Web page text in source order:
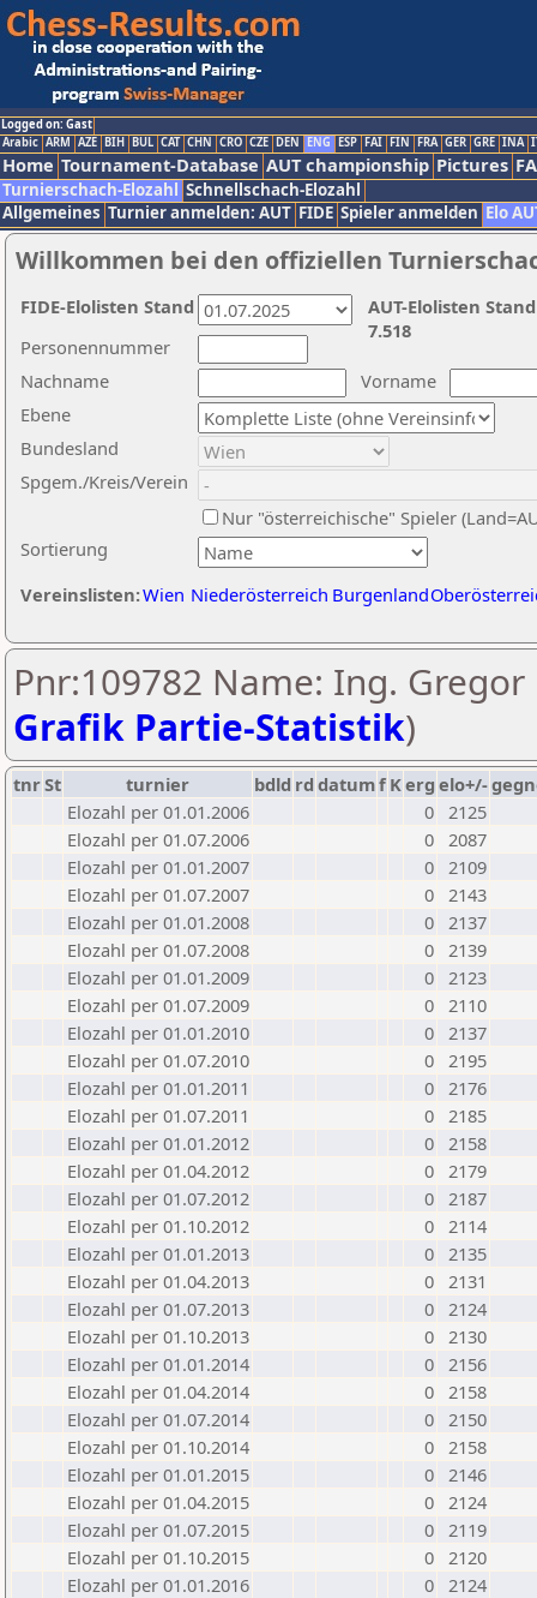
Logged on: Gast
Arabic ARM AZE BIH BUL CAT CHN CRO CZE DEN ENG ESP FAI FIN FRA GER GRE INA
Home Tournament-Database AUT championship Pictures
Turnierschach-Elozahl Schnellschach-Elozahl
Allgemeines Turnier anmelden: AUT FIDE Spieler anmelden Elo
Willkommen bei den offiziellen
Nachname
Vorname
Ebene
Sortierung
Personennummer
Bundesland
Spgem./Kreis/Verein
Nur "österreichische" Spieler
Vereinslisten:Wien Niederösterreich Burgenland
AUT-Elolisten
7.518
FIDE-Elolisten Stand
Pnr:109782 Name: Ing.
Grafik Partie-Statistik)
tnrSt turnier bdld rd datumf Kerg elo+/-
Elozahl per 01.01.2006
0 2125
Elozahl per 01.07.2006
0 2087
Elozahl per 01.01.2007
0 2109
Elozahl per 01.07.2007
0 2143
Elozahl per 01.01.2008
0 2137
Elozahl per 01.07.2008
0 2139
Elozahl per 01.01.2009
0 2123
Elozahl per 01.07.2009
0 2110
Elozahl per 01.01.2010
0 2137
Elozahl per 01.07.2010
0 2195
Elozahl per 01.01.2011
0 2176
Elozahl per 01.07.2011
0 2185
Elozahl per 01.01.2012
0 2158
Elozahl per 01.04.2012
0 2179
Elozahl per 01.07.2012
0 2187
Elozahl per 01.10.2012
0 2114
Elozahl per 01.01.2013
0 2135
Elozahl per 01.04.2013
0 2131
Elozahl per 01.07.2013
0 2124
Elozahl per 01.10.2013
0 2130
Elozahl per 01.01.2014
0 2156
Elozahl per 01.04.2014
0 2158
Elozahl per 01.07.2014
0 2150
Elozahl per 01.10.2014
0 2158
Elozahl per 01.01.2015
0 2146
Elozahl per 01.04.2015
0 2124
Elozahl per 01.07.2015
0 2119
Elozahl per 01.10.2015
0 2120
Elozahl per 01.01.2016
0 2124